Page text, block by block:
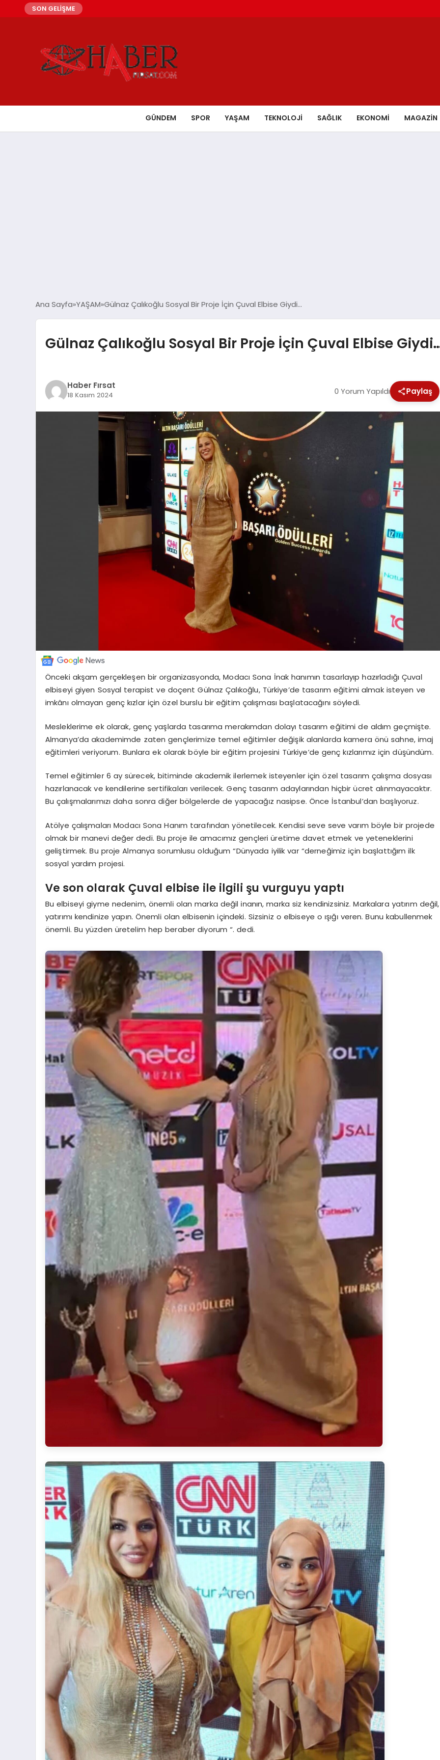
SON GELİŞME
GÜNDEM SPOR YAŞAM TEKNOLOJİ SAĞLIK EKONOMİ MAGAZİN
Ana Sayfa YAŞAM Gülnaz Çalıkoğlu Sosyal Bir Proje İçin Çuval Elbise Giydi…
Gülnaz Çalıkoğlu Sosyal Bir Proje İçin Çuval Elbise
Haber Fırsat
18 Kasım 2024 0 Yorum Yapıldı Paylaş
Önceki akşam gerçekleşen bir organizasyonda, Modacı Sona İnak hanımın tasarlayıp hazırladığı Çuval
elbiseyi giyen Sosyal terapist ve doçent Gülnaz Çalıkoğlu, Türkiye’de tasarım eğitimi almak isteyen ve
imkânı olmayan genç kızlar için özel burslu bir eğitim çalışması başlatacağını söyledi.
Mesleklerime ek olarak, genç yaşlarda tasarıma merakımdan dolayı tasarım eğitimi de aldım geçmişte.
Almanya’da akademimde zaten gençlerimize temel eğitimler değişik alanlarda kamera önü sahne, imaj
eğitimleri veriyorum. Bunlara ek olarak böyle bir eğitim projesini Türkiye’de genç kızlarımız için düşündüm.
Temel eğitimler 6 ay sürecek, bitiminde akademik ilerlemek isteyenler için özel tasarım çalışma dosyası
hazırlanacak ve kendilerine sertifikaları verilecek. Genç tasarım adaylarından hiçbir ücret alınmayacaktır.
Bu çalışmalarımızı daha sonra diğer bölgelerde de yapacağız nasipse. Önce İstanbul’dan başlıyoruz.
Atölye çalışmaları Modacı Sona Hanım tarafından yönetilecek. Kendisi seve seve varım böyle bir projede
olmak bir manevi değer dedi. Bu proje ile amacımız gençleri üretime davet etmek ve yeteneklerini
geliştirmek. Bu proje Almanya sorumlusu olduğum “Dünyada iyilik var “derneğimiz için başlattığım ilk
sosyal yardım projesi.
Ve son olarak Çuval elbise ile ilgili şu vurguyu yaptı
Bu elbiseyi giyme nedenim, önemli olan marka değil inanın, marka siz kendinizsiniz. Markalara yatırım değil,
yatırımı kendinize yapın. Önemli olan elbisenin içindeki. Sizsiniz o elbiseye o ışığı veren. Bunu kabullenmek
önemli. Bu yüzden üretelim hep beraber diyorum “. dedi.